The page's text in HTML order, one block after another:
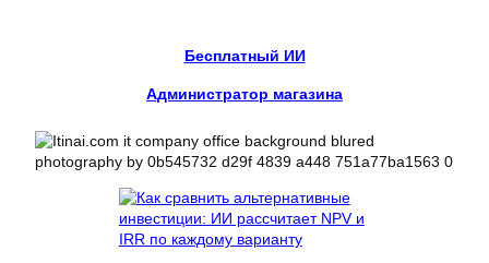
Бесплатный ИИ
Администратор магазина